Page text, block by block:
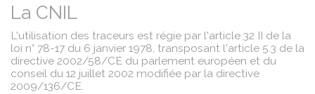
La CNIL
L'utilisation des traceurs est régie par l'article 32 II de la
loi n° 78-17 du 6 janvier 1978, transposant l'article 5.3 de la
directive 2002/58/CE du parlement européen et du
conseil du 12 juillet 2002 modifiée par la directive
2009/136/CE.